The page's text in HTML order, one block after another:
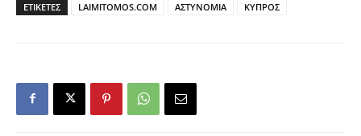
ΕΤΙΚΕΤΕΣ LAIMITOMOS.COM ΑΣΤΥΝΟΜΙΑ ΚΥΠΡΟΣ